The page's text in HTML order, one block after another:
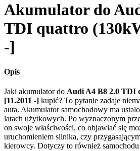
Akumulator do
TDI quattro
-]
Opis
Jaki akumulator do Audi A4 B8 2.0 TDI
[11.2011 -] kupić? To pytanie zadaje
auta. Akumulator samochodowy ma
latach użytkowych. Po wyznaczonym
on swoje właściwości, co objawiać się
uruchomieniem silnika, czy
kierowcy. Dotyczy to również samochodu